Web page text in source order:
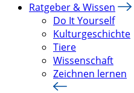
Ratgeber & Wissen
Do It Yourself
Kulturgeschichte
Tiere
Wissenschaft
Zeichnen lernen